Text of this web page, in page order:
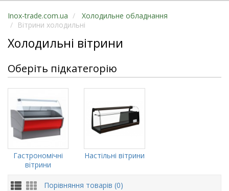
Inox-trade.com.ua
Холодильне обладнання
Вітрини холодильні
Холодильні вітрини
Оберіть підкатегорію
Гастрономічні
вітрини
Настільні вітрини
Порівняння товарів (0)